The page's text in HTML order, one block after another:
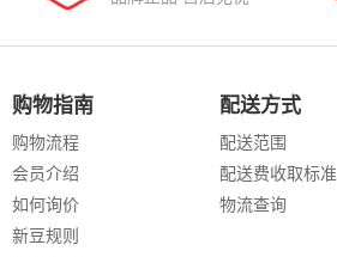
购物指南
购物流程
会员介绍
如何询价
新豆规则
配送方式
配送范围
配送费收取标准
物流查询